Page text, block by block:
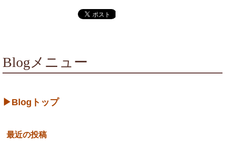
Blogメニュー
▶Blogトップ
最近の投稿